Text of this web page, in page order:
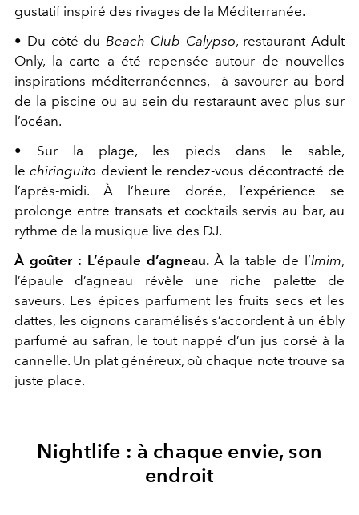
gustatif inspiré des rivages de la Méditerranée.
• Du côté du Beach Club Calypso, restaurant Adult
Only, la carte a été repensée autour de nouvelles
inspirations méditerranéennes,
à savourer au bord
de la piscine ou au sein du restaraunt avec plus sur
l’océan.
• Sur la plage, les pieds dans le sable,
le chiringuito devient le rendez-vous décontracté de
l’après-midi. À l’heure dorée, l’expérience se
prolonge entre transats et cocktails servis au bar, au
rythme de la musique live des DJ.
À goûter : L’épaule d’agneau. À la table de l’Imim,
l’épaule d’agneau révèle une riche palette de
saveurs. Les épices parfument les fruits secs et les
dattes, les oignons caramélisés s’accordent à un ébly
parfumé au safran, le tout nappé d’un jus corsé à la
cannelle. Un plat généreux, où chaque note trouve sa
juste place.
Nightlife : à chaque envie, son
endroit